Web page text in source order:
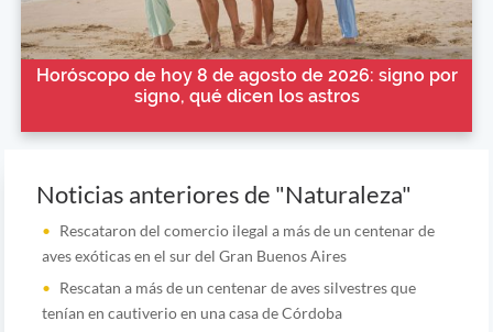
Horóscopo de hoy 8 de agosto de 2026: signo por
signo, qué dicen los astros
Noticias anteriores de "Naturaleza"
Rescataron del comercio ilegal a más de un centenar de
aves exóticas en el sur del Gran Buenos Aires
Rescatan a más de un centenar de aves silvestres que
tenían en cautiverio en una casa de Córdoba